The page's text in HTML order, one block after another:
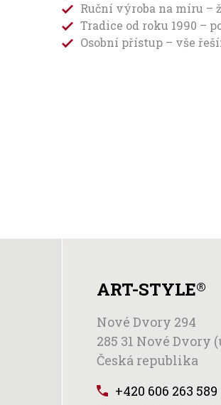
Ruční výroba na míru –
Tradice od roku 1990 –
Osobní přístup – vše
ART-STYLE®
Nové Dvory 294
285 31 Nové Dvory
Česká republika
+420 606 263 589